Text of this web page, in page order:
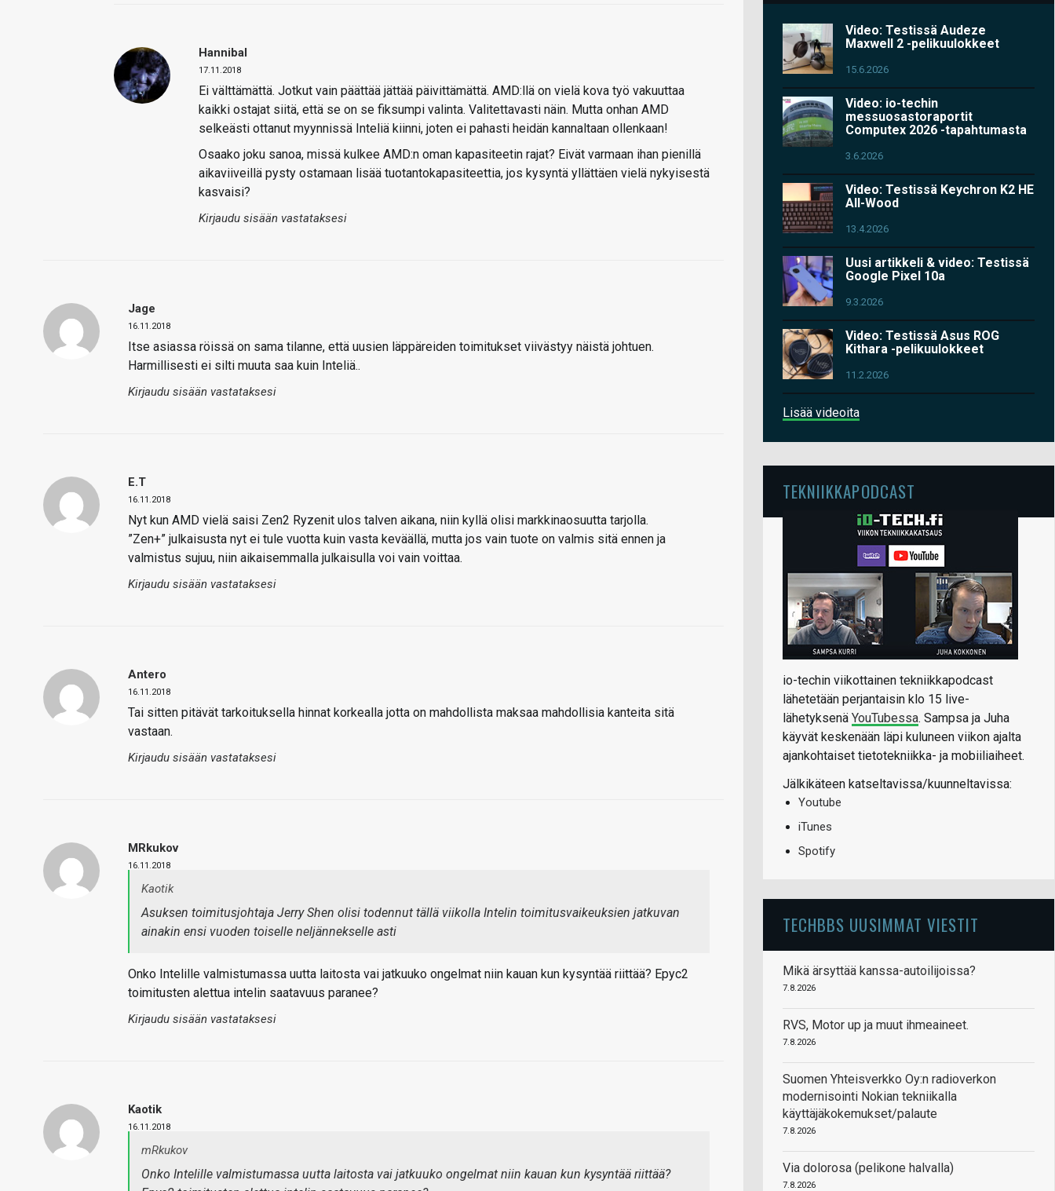
Hannibal
17.11.2018
Ei välttämättä. Jotkut vain päättää jättää päivittämättä. AMD:llä on vielä kova työ vakuuttaa
kaikki ostajat siitä, että se on se fiksumpi valinta. Valitettavasti näin. Mutta onhan AMD
selkeästi ottanut myynnissä Inteliä kiinni, joten ei pahasti heidän kannaltaan ollenkaan!
Osaako joku sanoa, missä kulkee AMD:n oman kapasiteetin rajat? Eivät varmaan ihan pienillä
aikaviiveillä pysty ostamaan lisää tuotantokapasiteettia, jos kysyntä yllättäen vielä nykyisestä
kasvaisi?
Kirjaudu sisään vastataksesi
Jage
16.11.2018
Itse asiassa röissä on sama tilanne, että uusien läppäreiden toimitukset viivästyy näistä johtuen.
Harmillisesti ei silti muuta saa kuin Inteliä..
Kirjaudu sisään vastataksesi
E.T
16.11.2018
Nyt kun AMD vielä saisi Zen2 Ryzenit ulos talven aikana, niin kyllä olisi markkinaosuutta tarjolla.
”Zen+” julkaisusta nyt ei tule vuotta kuin vasta keväällä, mutta jos vain tuote on valmis sitä ennen ja
valmistus sujuu, niin aikaisemmalla julkaisulla voi vain voittaa.
Kirjaudu sisään vastataksesi
Antero
16.11.2018
Tai sitten pitävät tarkoituksella hinnat korkealla jotta on mahdollista maksaa mahdollisia kanteita sitä
vastaan.
Kirjaudu sisään vastataksesi
MRkukov
16.11.2018
Kaotik
Asuksen toimitusjohtaja Jerry Shen olisi todennut tällä viikolla Intelin toimitusvaikeuksien jatkuvan
ainakin ensi vuoden toiselle neljännekselle asti
Onko Intelille valmistumassa uutta laitosta vai jatkuuko ongelmat niin kauan kun kysyntää riittää? Epyc2
toimitusten alettua intelin saatavuus paranee?
Kirjaudu sisään vastataksesi
Kaotik
16.11.2018
mRkukov
Onko Intelille valmistumassa uutta laitosta vai jatkuuko ongelmat niin kauan kun kysyntää riittää?
Video: Testissä Audeze
Maxwell 2 -pelikuulokkeet
15.6.2026
Video: io-techin
messuosastoraportit
Computex 2026 -tapahtumasta
3.6.2026
Video: Testissä Keychron K2 HE
All-Wood
13.4.2026
Uusi artikkeli & video: Testissä
Google Pixel 10a
9.3.2026
Video: Testissä Asus ROG
Kithara -pelikuulokkeet
11.2.2026
Lisää videoita
TEKNIIKKAPODCAST
io-techin viikottainen tekniikkapodcast
lähetetään perjantaisin klo 15 live-
lähetyksenä YouTubessa. Sampsa ja Juha
käyvät keskenään läpi kuluneen viikon ajalta
ajankohtaiset tietotekniikka- ja mobiiliaiheet.
Jälkikäteen katseltavissa/kuunneltavissa:
Youtube
iTunes
Spotify
TECHBBS UUSIMMAT VIESTIT
Mikä ärsyttää kanssa-autoilijoissa?
7.8.2026
RVS, Motor up ja muut ihmeaineet.
7.8.2026
Suomen Yhteisverkko Oy:n radioverkon
modernisointi Nokian tekniikalla
käyttäjäkokemukset/palaute
7.8.2026
Via dolorosa (pelikone halvalla)
7.8.2026